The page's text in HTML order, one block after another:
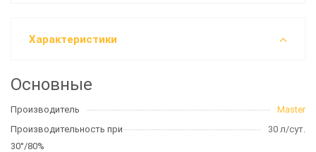
Характеристики
Основные
Производитель
Master
Производительность при
30°/80%
30 л/сут.